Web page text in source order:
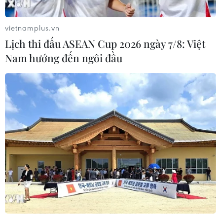
Tàu tuần tra Nhật Bản cứu toàn bộ 60
thủy thủ tàu cá của Triều Tiên
07/10/2019 14:49
Theo NHK và Kyodo, khi tàu cá bắt đầu chìm, các thủy
thủ Triều Tiên nhảy xuống biển trước khi được tàu tuần
tra Nhật Bản tới cứu.
vietnamplus.vn
Lịch thi đấu ASEAN Cup 2026 ngày 7/8: Việt
Nam hướng đến ngôi đầu